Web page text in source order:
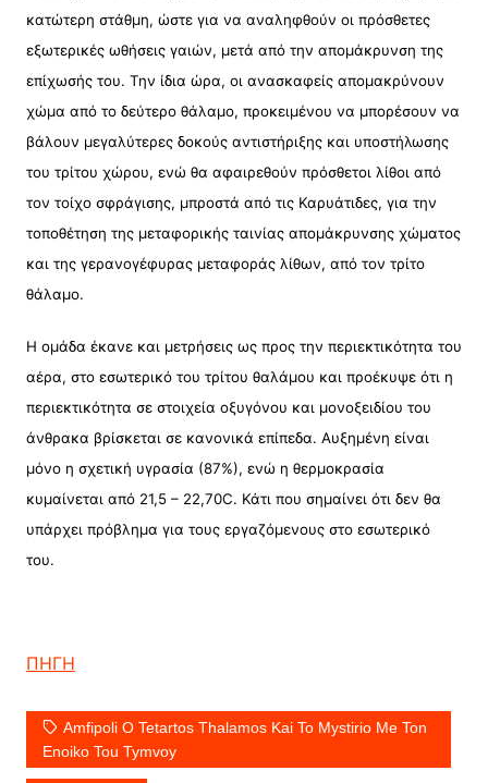
κατώτερη στάθμη, ώστε για να αναληφθούν οι πρόσθετες
εξωτερικές ωθήσεις γαιών, μετά από την απομάκρυνση της
επίχωσής του. Την ίδια ώρα, οι ανασκαφείς απομακρύνουν
χώμα από το δεύτερο θάλαμο, προκειμένου να μπορέσουν να
βάλουν μεγαλύτερες δοκούς αντιστήριξης και υποστήλωσης
του τρίτου χώρου, ενώ θα αφαιρεθούν πρόσθετοι λίθοι από
τον τοίχο σφράγισης, μπροστά από τις Καρυάτιδες, για την
τοποθέτηση της μεταφορικής ταινίας απομάκρυνσης χώματος
και της γερανογέφυρας μεταφοράς λίθων, από τον τρίτο
θάλαμο.
Η ομάδα έκανε και μετρήσεις ως προς την περιεκτικότητα του
αέρα, στο εσωτερικό του τρίτου θαλάμου και προέκυψε ότι η
περιεκτικότητα σε στοιχεία οξυγόνου και μονοξειδίου του
άνθρακα βρίσκεται σε κανονικά επίπεδα. Αυξημένη είναι
μόνο η σχετική υγρασία (87%), ενώ η θερμοκρασία
κυμαίνεται από 21,5 – 22,70C. Κάτι που σημαίνει ότι δεν θα
υπάρχει πρόβλημα για τους εργαζόμενους στο εσωτερικό
του.
ΠΗΓΗ
Amfipoli O Tetartos Thalamos Kai To Mystirio Me Ton
Enoiko Tou Tymvoy